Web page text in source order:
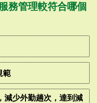
務管理較符合哪個
範
減少外勤趟次，達到減